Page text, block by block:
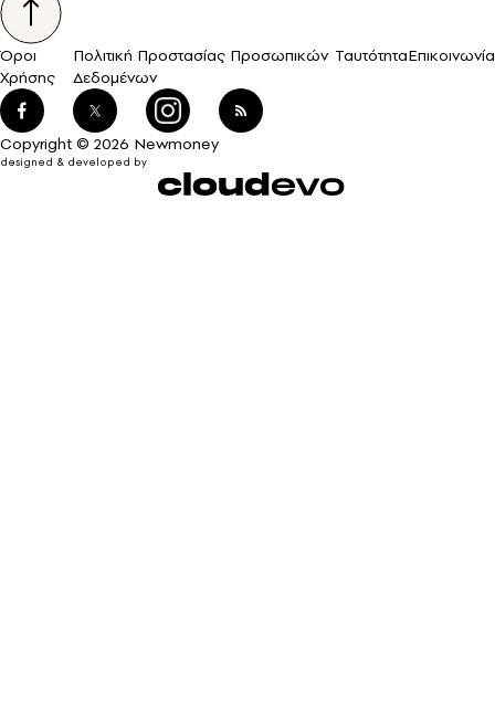
Όροι
Χρήσης
Πολιτική Προστασίας Προσωπικών
Δεδομένων
ΤαυτότηταΕπικοινωνία
Copyright © 2026 Newmoney
designed & developed by